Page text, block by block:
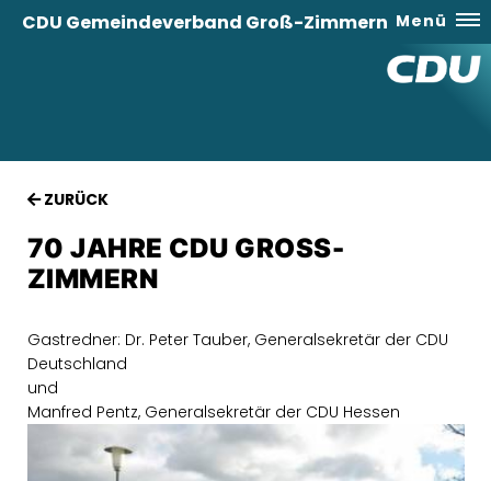
CDU Gemeindeverband Groß-Zimmern Menü
ZURÜCK
70 JAHRE CDU GROSS-Z
IMMERN
Gastredner: Dr. Peter Tauber, Generalsekretär der CDU
Deutschland
und
Manfred Pentz, Generalsekretär der CDU Hessen